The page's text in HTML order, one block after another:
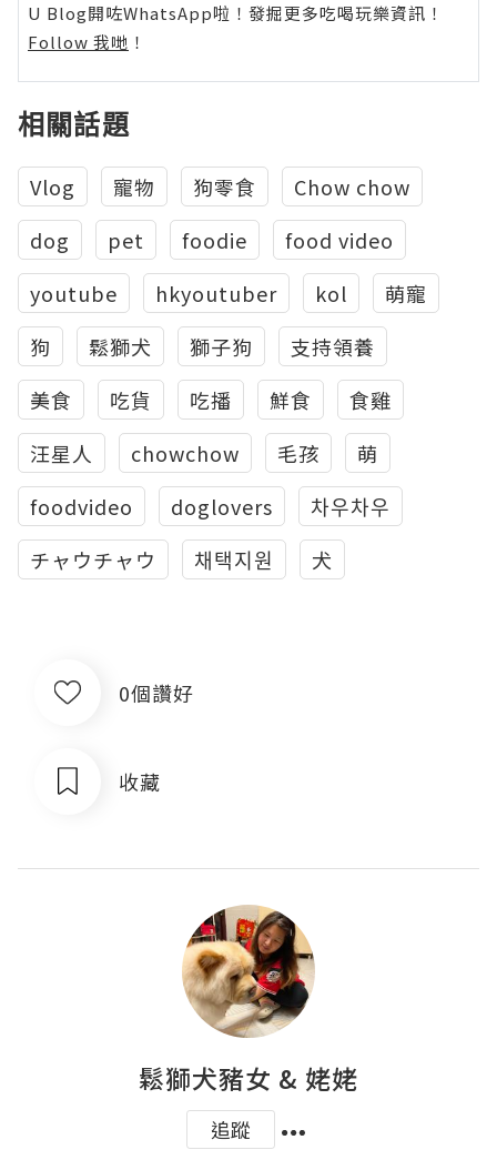
U Blog開咗WhatsApp啦！發掘更多吃喝玩樂資訊！
Follow 我哋 ！
相關話題
Vlog 寵物 狗零食
Chow chow
dog
pet foodie
food video
youtube
hkyoutuber kol
萌寵
狗
鬆獅犬 獅子狗
支持領養
美食
吃貨 吃播 鮮食
食雞
汪星人
chowchow 毛孩
萌
foodvideo
doglovers
차우차우
チャウチャウ
채택지원 犬
0個讚好
收藏
鬆獅犬豬女 & 姥姥
追蹤